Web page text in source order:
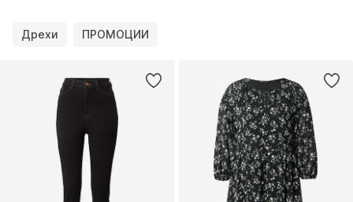
Дрехи ПРОМОЦИИ